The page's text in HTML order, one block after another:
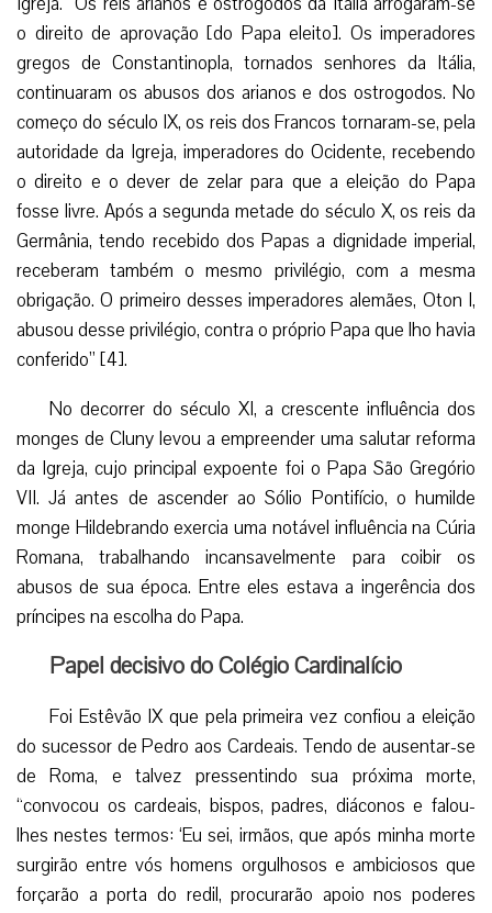
o direito de aprovação [do Papa eleito]. Os imperadores
gregos de Constantinopla, tornados senhores da Itália,
continuaram os abusos dos arianos e dos ostrogodos. No
começo do século IX, os reis dos Francos tornaram-se, pela
autoridade da Igreja, imperadores do Ocidente, recebendo
o direito e o dever de zelar para que a eleição do Papa
fosse livre. Após a segunda metade do século X, os reis da
Germânia, tendo recebido dos Papas a dignidade imperial,
receberam também o mesmo privilégio, com a mesma
obrigação. O primeiro desses imperadores alemães, Oton I,
abusou desse privilégio, contra o próprio Papa que lho havia
conferido” [4].
No decorrer do século XI, a crescente influência dos
monges de Cluny levou a empreender uma salutar reforma
da Igreja, cujo principal expoente foi o Papa São Gregório
VII. Já antes de ascender ao Sólio Pontifício, o humilde
monge Hildebrando exercia uma notável influência na Cúria
Romana, trabalhando incansavelmente para coibir os
abusos de sua época. Entre eles estava a ingerência dos
príncipes na escolha do Papa.
Papel decisivo do Colégio Cardinalício
Foi Estêvão IX que pela primeira vez confiou a eleição
do sucessor de Pedro aos Cardeais. Tendo de ausentar-se
de Roma, e talvez pressentindo sua próxima morte,
“convocou os cardeais, bispos, padres, diáconos e falou-
lhes nestes termos: ‘Eu sei, irmãos, que após minha morte
surgirão entre vós homens orgulhosos e ambiciosos que
forçarão a porta do redil, procurarão apoio nos poderes